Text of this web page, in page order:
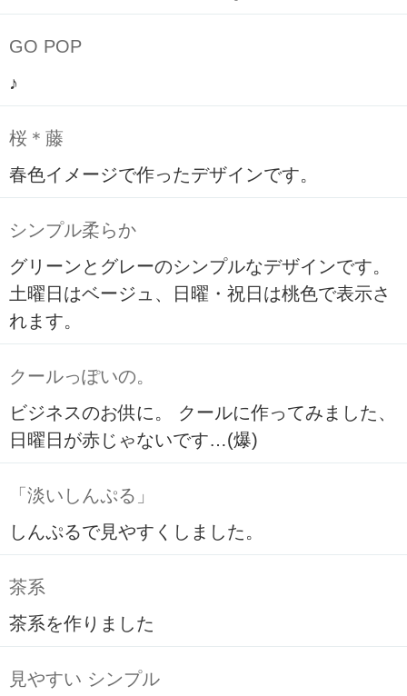
GO POP
♪
桜＊藤
春色イメージで作ったデザインです。
シンプル柔らか
グリーンとグレーのシンプルなデザインです。
土曜日はベージュ、日曜・祝日は桃色で表示さ
れます。
クールっぽいの。
ビジネスのお供に。 クールに作ってみました、
日曜日が赤じゃないです…(爆)
「淡いしんぷる」
しんぷるで見やすくしました。
茶系
茶系を作りました
見やすい シンプル